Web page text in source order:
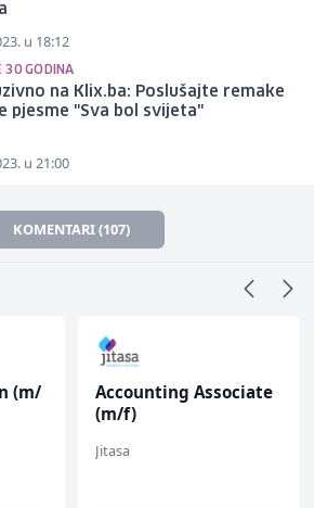
u 18:12
30 GODINA
na Klix.ba: Poslušajte remake
pjesme "Sva bol svijeta"
u 21:00
KOMENTARI (107)
(m/
Accounting Associate
(m/f)
Jitasa